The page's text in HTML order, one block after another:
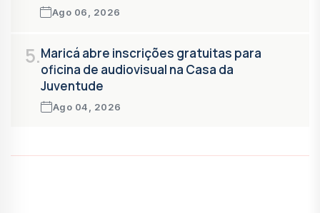
Ago 06, 2026
5.Maricá abre inscrições gratuitas para
oficina de audiovisual na Casa da
Juventude
Ago 04, 2026